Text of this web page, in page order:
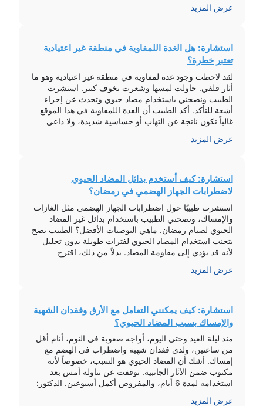
ويساعد أيضًا في علاج […]
عرض المزيد
استشارة: هل الغدة اللمفاوية في منطقة غير اعتيادية
تعتبر خطرة؟
لقد لاحظت وجود غدة لمفاوية في منطقة غير اعتيادية وهو ما
أثار قلقي. حاولت لمسها وشعرت بخوف كبير. استشرت
الطبيب ونصحني باستخدام مضاد حيوي وتحدث عن إجراء
أشعة للتأكد. أكد الطبيب أن الغدة اللمفاوية في هذا الموقع
غالباً تكون ناتجة عن التهاب أو حساسية شديدة، ولا داعي
عرض المزيد
استشارة: كيف أستخدم بدائل المضاد الحيوي
لاضطرابات الجهاز الهضمي في رمضان؟
استشرت طبيبًا حول اضطرابات الجهاز الهضمي مثل الغازات
والإمساك، ونصحني الطبيب باستخدام بدائل غير المضاد
الحيوي لصيام رمضان. ماهي التوصيات الأفضل؟ الطبيب نصح
بتجنب استخدام المضاد الحيوي لفترات طويلة بدون تحليل
لأنه قد يؤدي إلى مقاومة المضاد. بدلاً من ذلك، اقترح
بعد الفطور والأخرى بعد السحور […]
عرض المزيد
استشارة: كيف يمكنني التعامل مع الأرق وفقدان الشهية
والإمساك بسبب المضاد الحيوي؟
منذ ليلة العيد وحتى اليوم، أواجه صعوبة في النوم، أنام أقل
من ساعتين، ولدي فقدان شهية واضطراب في الهضم مع
إمساك. أشك أن المضاد الحيوي هو السبب، خصوصاً لأنه
مكتوب ضمن الآثار الجانبية. توقفت عن تناوله أمس بعد
استخدامه لمدة 6 أيام، والمفروض أكمل أسبوعين. الدكتور:
عرض المزيد